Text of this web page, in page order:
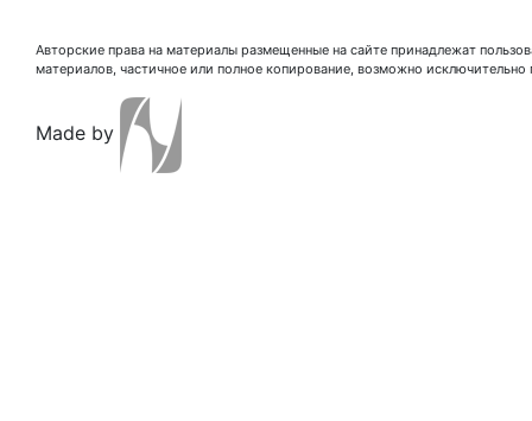
Авторские права на материалы размещенные на сайте принадлежат
материалов, частичное или полное копирование, возможно
Made by